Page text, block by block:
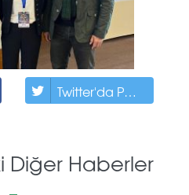
Twitter'da Paylaş
Diğer Haberler